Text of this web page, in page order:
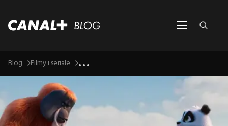
Blog Filmy i seriale ...